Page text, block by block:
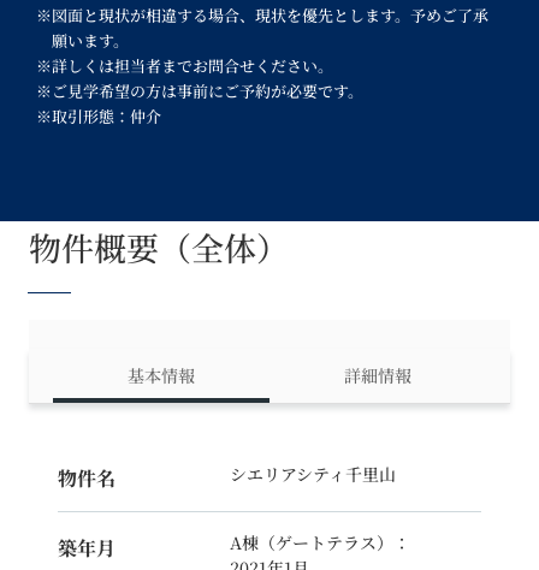
※図面と現状が相違する場合、現状を優先とします。予めご了承
願います。
※詳しくは担当者までお問合せください。
※ご見学希望の方は事前にご予約が必要です。
※取引形態：仲介
物件概要（全体）
基本情報 詳細情報
物件名 シエリアシティ千里山
築年月
A棟（ゲートテラス）：